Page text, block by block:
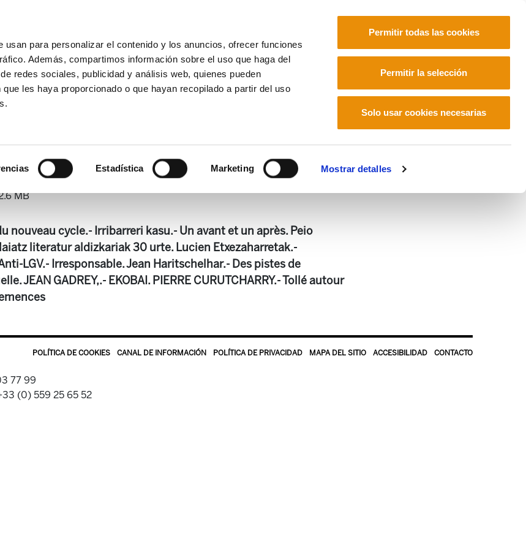
usan para personalizar el contenido y los anuncios, ofrecer funciones
Además, compartimos información sobre el uso que haga del
redes sociales, publicidad y análisis web, quienes pueden
les haya proporcionado o que hayan recopilado a partir del uso
Estadística Marketing Mostrar detalles
Permitir todas las cookies
Permitir la selección
Solo usar cookies necesarias
MB
nouveau cycle.- Irribarreri kasu.- Un avant et un après. Peio
literatur aldizkariak 30 urte. Lucien Etxezaharretak.-
LGV.- Irresponsable. Jean Haritschelhar.- Des pistes de
JEAN GADREY,.- EKOBAI. PIERRE CURUTCHARRY.- Tollé autour
POLÍTICA DE COOKIES CANAL DE INFORMACIÓN POLÍTICA DE PRIVACIDAD MAPA DEL SITIO ACCESIBILIDAD CONTACTO
77 99
(0) 559 25 65 52